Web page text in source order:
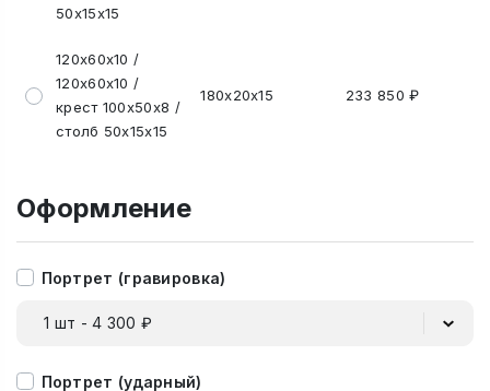
50х15х15
120х60х10 /
120х60х10 /
крест 100х50х8 /
столб 50х15х15
180х20х15 233 850 ₽
Оформление
Портрет (гравировка)
1 шт - 4 300 ₽
Портрет (ударный)